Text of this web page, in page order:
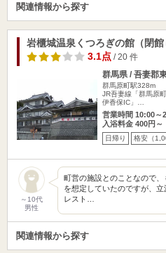
関連情報から探す
岩櫃城温泉くつろぎの館（閉館
3.1点/ 20 件
群馬県 / 吾妻郡
群馬原町駅328m
JR吾妻線「群馬原
伊香保IC」…
営業時間 10:00～
入浴料金 400円～
日帰り 格安（
～10代
男性
町営の施設とのことなので
を想定していたのですが、
レスト…
関連情報から探す